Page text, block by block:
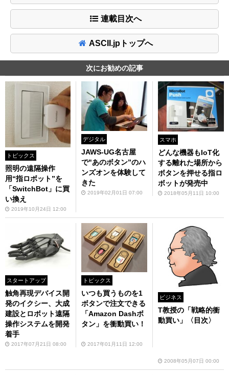
連載目次へ
ASCII.jpトップへ
次にお勧めの記事
トピックス
照明の遠隔操作
用“指ロボット”を
「SwitchBot」に買
い換え
2019年10月24日 12:00
デジタル
JAWS-UG名古屋
で"あのボタン”のハ
ンズオンを体験して
きた
2019年02月01日 07:00
スマホ
どんな機器もIoT化
する離れた場所から
ボタンを押せる指ロ
ボットが発売中
2018年05月11日 10:00
スタートアップ
触角再現デバイス開
発のイクシー、大成
建設とロボット遠隔
操作システムを開発
着手
2017年07月21日 08:00
トピックス
いつも買うものを1
ボタンで注文できる
「Amazon Dashボ
タン」を衝動買い！
2017年01月11日 12:00
ビジネス
T教授の「戦略的衝
動買い」〈目次〉
2008年05月07日 00:00